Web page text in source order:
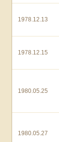
1978.12.13
1978.12.15
1980.05.25
1980.05.27